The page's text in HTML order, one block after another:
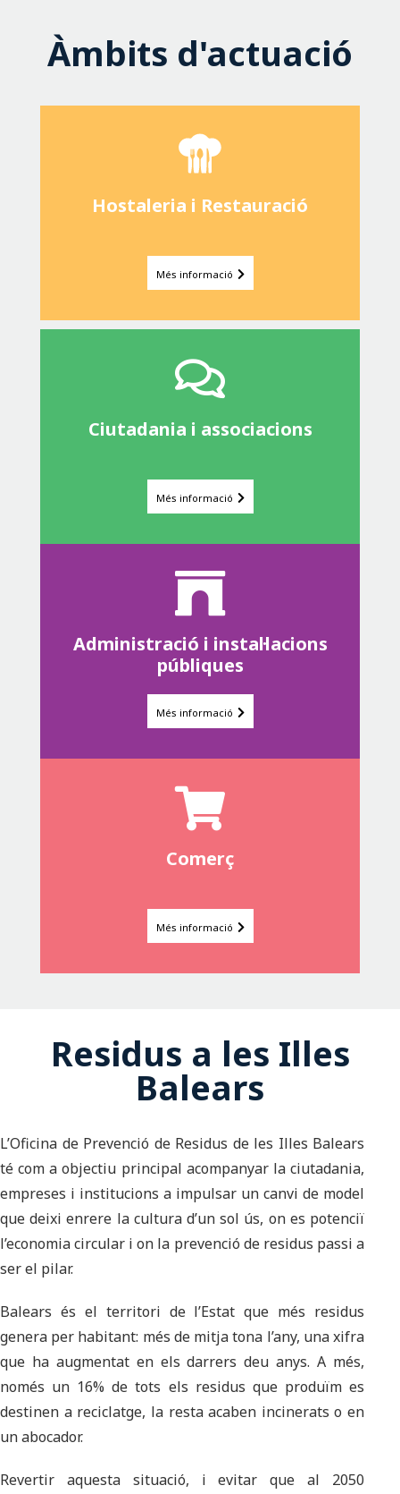
Àmbits d'actuació
Hostaleria i Restauració
Més informació
Ciutadania i associacions
Més informació
Administració i instal·lacions
públiques
Més informació
Comerç
Més informació
Residus a les Illes
Balears
L’Oficina de Prevenció de Residus de les Illes Balears
té com a objectiu principal acompanyar la ciutadania,
empreses i institucions a impulsar un canvi de model
que deixi enrere la cultura d’un sol ús, on es potenciï
l’economia circular i on la prevenció de residus passi a
ser el pilar.
Balears és el territori de l’Estat que més residus
genera per habitant: més de mitja tona l’any, una xifra
que ha augmentat en els darrers deu anys. A més,
només un 16% de tots els residus que produïm es
destinen a reciclatge, la resta acaben incinerats o en
un abocador.
Revertir aquesta situació, i evitar que al 2050